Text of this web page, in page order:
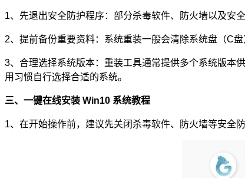
1、先退出安全防护程序：部分杀毒软件、防火墙以及安
2、提前备份重要资料：系统重装一般会清除系统盘（C
3、 合理选择系统版本：重装工具通常提供多个系统版本
用习惯自行选择合适的系统。
三、一键在线安装 Win10 系统教程
1、在开始操作前，建议先关闭杀毒软件、防火墙等安全